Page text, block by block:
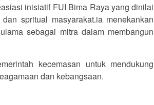
inisiatif FUI Bima Raya yang dinilai
spritual masyarakat.ia menekankan
sebagai mitra dalam membangun
kecemasan untuk mendukung
dan kebangsaan.